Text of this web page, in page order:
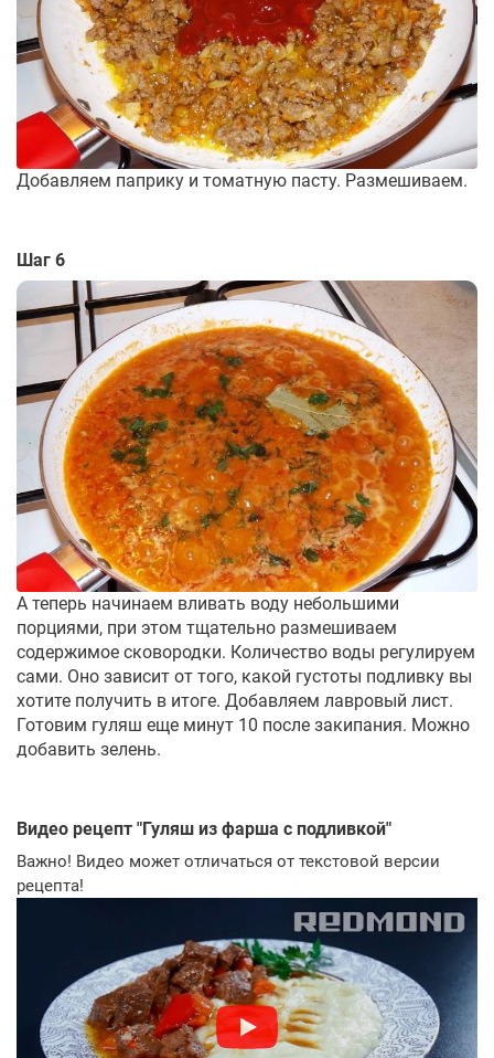
Добавляем паприку и томатную пасту. Размешиваем.
Шаг 6
А теперь начинаем вливать воду небольшими
порциями, при этом тщательно размешиваем
содержимое сковородки. Количество воды регулируем
сами. Оно зависит от того, какой густоты подливку вы
хотите получить в итоге. Добавляем лавровый лист.
Готовим гуляш еще минут 10 после закипания. Можно
добавить зелень.
Видео рецепт "Гуляш из фарша с подливкой"
Важно! Видео может отличаться от текстовой версии
рецепта!